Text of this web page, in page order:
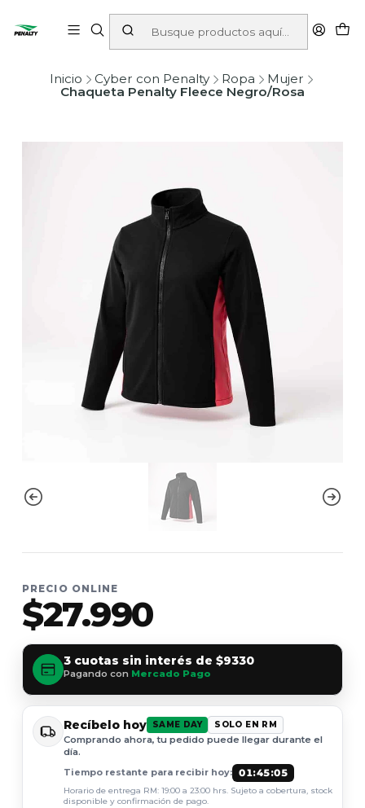
Inicio Cyber con Penalty Ropa
Mujer
Chaqueta Penalty Fleece Negro/Rosa
PRECIO ONLINE
$27.990
3 cuotas sin interés de $9330
Pagando con Mercado Pago
Recíbelo hoy SAME DAY SOLO EN RM
Comprando ahora, tu pedido puede llegar durante el
día.
Tiempo restante para recibir hoy: 01:45:05
Horario de entrega RM: 19:00 a 23:00 hrs. Sujeto a cobertura, stock
disponible y confirmación de pago.